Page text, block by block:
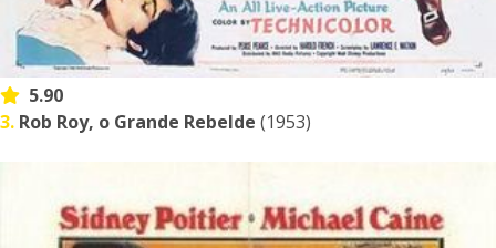
5.90
3. Rob Roy, o Grande Rebelde (1953)